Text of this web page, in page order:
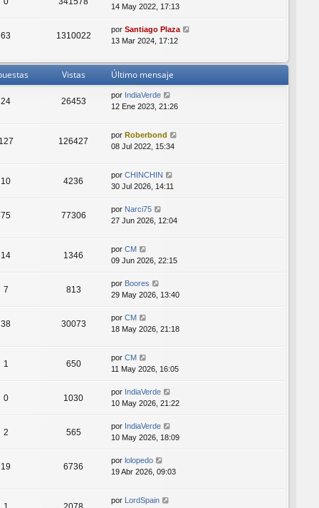
14 May 2022, 17:13
63 1310022
por Santiago Plaza
13 Mar 2024, 17:12
Vistas Último mensaje
24 26453
por IndiaVerde
12 Ene 2023, 21:26
127 126427
por Roberbond
08 Jul 2022, 15:34
10 4236
por CHINCHIN
30 Jul 2026, 14:11
75 77306
por Narci75
27 Jun 2026, 12:04
14 1346
por CM
09 Jun 2026, 22:15
7 813
por Boores
29 May 2026, 13:40
38 30073
por CM
18 May 2026, 21:18
1 650
por CM
11 May 2026, 16:05
0 1030
por IndiaVerde
10 May 2026, 21:22
2 565
por IndiaVerde
10 May 2026, 18:09
19 6736
por lolopedo
19 Abr 2026, 09:03
por LordSpain